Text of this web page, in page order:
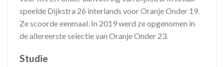
speelde Dijkstra 26 interlands voor Oranje Onder 19.
Ze scoorde eenmaal. In 2019 werd ze opgenomen in
de allereerste selectie van Oranje Onder 23.
Studie